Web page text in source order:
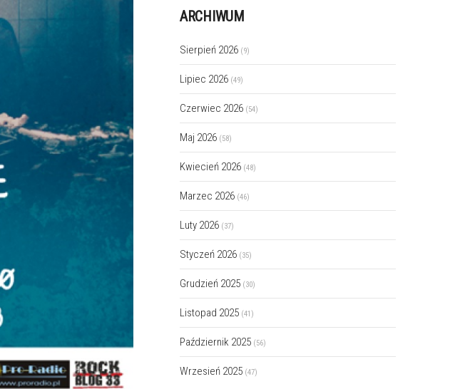
ARCHIWUM
Sierpień 2026 (9)
Lipiec 2026 (49)
Czerwiec 2026 (54)
Maj 2026 (58)
Kwiecień 2026 (48)
Marzec 2026 (46)
Luty 2026 (37)
Styczeń 2026 (35)
Grudzień 2025 (30)
Listopad 2025 (41)
Październik 2025 (56)
Wrzesień 2025 (47)